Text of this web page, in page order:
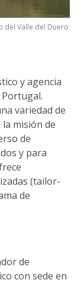
del Valle del Duero
y agencia
variedad de
misión de
de
y para
(tailor-
de
de
con sede en